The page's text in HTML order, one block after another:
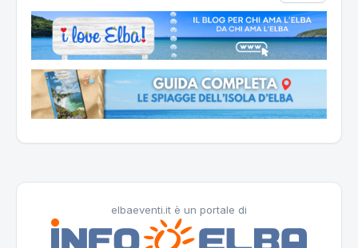
elbaeventi.it è un portale di